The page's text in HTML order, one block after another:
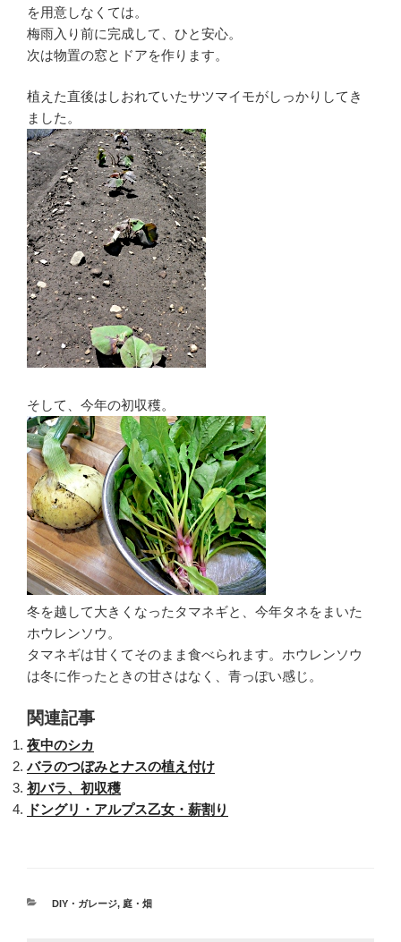
を用意しなくては。
梅雨入り前に完成して、ひと安心。
次は物置の窓とドアを作ります。
植えた直後はしおれていたサツマイモがしっかりしてき
ました。
そして、今年の初収穫。
冬を越して大きくなったタマネギと、今年タネをまいた
ホウレンソウ。
タマネギは甘くてそのまま食べられます。ホウレンソウ
は冬に作ったときの甘さはなく、青っぽい感じ。
関連記事
夜中のシカ
バラのつぼみとナスの植え付け
初バラ、初収穫
ドングリ・アルプス乙女・薪割り
カ
DIY・ガレージ, 庭・畑